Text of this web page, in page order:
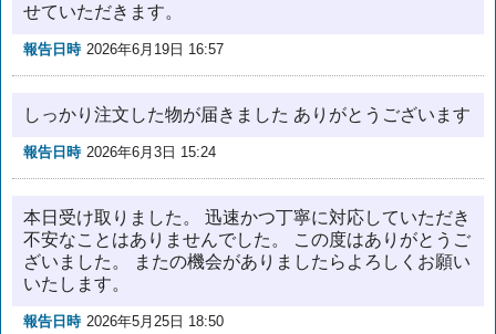
せていただきます。
報告日時 2026年6月19日 16:57
しっかり注文した物が届きました ありがとうございます
報告日時 2026年6月3日 15:24
本日受け取りました。 迅速かつ丁寧に対応していただき
不安なことはありませんでした。 この度はありがとうご
ざいました。 またの機会がありましたらよろしくお願い
いたします。
報告日時 2026年5月25日 18:50